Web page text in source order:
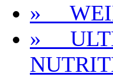
»
»